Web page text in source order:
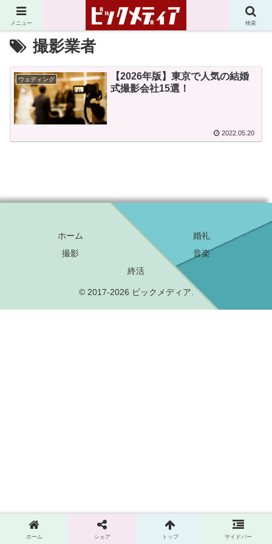
撮影業者
ウェディング
【2026年版】東京で人気の結婚
式撮影会社15選！
2022.05.20
ホーム
婚礼
撮影
音楽
終活
© 2017-2026 ビックメディア.
メニュー 検索
ホーム シェア トップ サイドバー